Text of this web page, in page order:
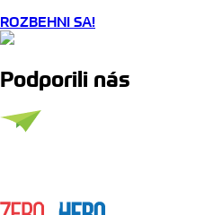
ROZBEHNI SA!
Podporili nás